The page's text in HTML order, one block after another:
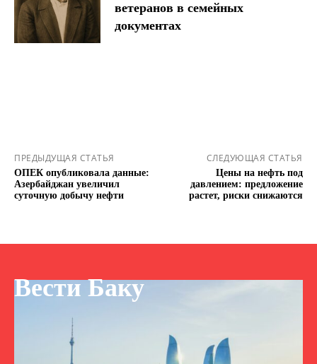
ветеранов в семейных
документах
ПРЕДЫДУЩАЯ СТАТЬЯ
ОПЕК опубликовала данные:
Азербайджан увеличил
суточную добычу нефти
СЛЕДУЮЩАЯ СТАТЬЯ
Цены на нефть под
давлением: предложение
растет, риски снижаются
Вести Баку